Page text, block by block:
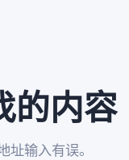
的内容
输入有误。